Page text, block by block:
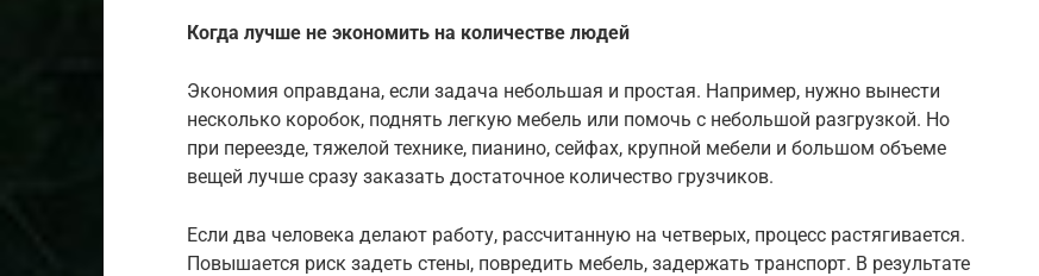
Когда лучше не экономить на количестве людей
Экономия оправдана, если задача небольшая и простая. Например, нужно вынести
несколько коробок, поднять легкую мебель или помочь с небольшой разгрузкой. Но
при переезде, тяжелой технике, пианино, сейфах, крупной мебели и большом объеме
вещей лучше сразу заказать достаточное количество грузчиков.
Если два человека делают работу, рассчитанную на четверых, процесс растягивается.
Повышается риск задеть стены, повредить мебель, задержать транспорт. В результате